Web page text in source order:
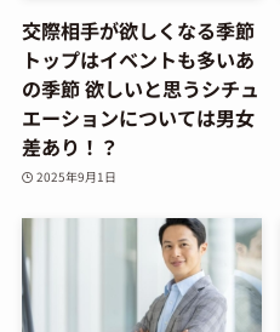
交際相手が欲しくなる季節
トップはイベントも多いあ
の季節 欲しいと思うシチュ
エーションについては男女
差あり！？
2025年9月1日